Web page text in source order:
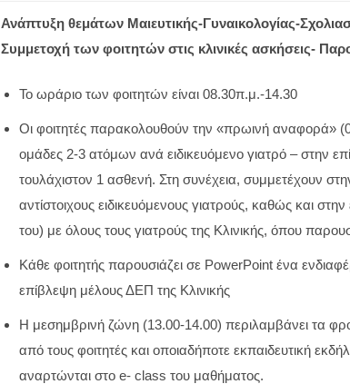
Ανάπτυξη θεμάτων Μαιευτικής-Γυναικολογίας-
Συμμετοχή των φοιτητών στις κλινικές ασκήσεις-
Το ωράριο των φοιτητών είναι 08.30π.μ.-14.30
Οι φοιτητές παρακολουθούν την «πρωινή αναφορά»
ομάδες 2-3 ατόμων ανά ειδικευόμενο γιατρό – στην
τουλάχιστον 1 ασθενή. Στη συνέχεια, συμμετέχουν
αντίστοιχους ειδικευόμενους γιατρούς, καθώς και
του) με όλους τους γιατρούς της Κλινικής, όπου
Κάθε φοιτητής παρουσιάζει σε PowerPoint ένα
επίβλεψη μέλους ΔΕΠ της Κλινικής
Η μεσημβρινή ζώνη (13.00-14.00) περιλαμβάνει τα
από τους φοιτητές και οποιαδήποτε εκπαιδευτική
αναρτώνται στο e- class του μαθήματος.